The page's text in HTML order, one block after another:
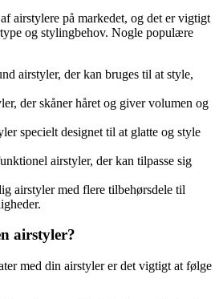
airstylere på markedet, og det er vigtigt
og stylingbehov. Nogle populære
airstyler, der kan bruges til at style,
der skåner håret og giver volumen og
specielt designet til at glatte og style
airstyler, der kan tilpasse sig
airstyler med flere tilbehørsdele til
airstyler?
med din airstyler er det vigtigt at følge